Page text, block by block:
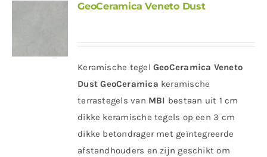
GeoCeramica Veneto Dust
Keramische tegel GeoCeramica Veneto
Dust GeoCeramica keramische
terrastegels van MBI bestaan uit 1 cm
dikke keramische tegels op een 3 cm
dikke betondrager met geïntegreerde
afstandhouders en zijn geschikt om